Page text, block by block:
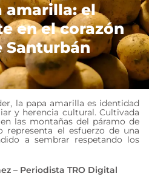
amarilla: el
en el corazón
Santurbán
la papa amarilla es identidad
y herencia cultural. Cultivada
las montañas del páramo de
representa el esfuerzo de una
a sembrar respetando los
– Periodista TRO Digital